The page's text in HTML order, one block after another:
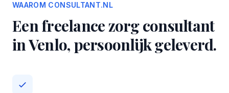
WAAROM CONSULTANT.NL
Een freelance zorg consultant
in Venlo, persoonlijk geleverd.